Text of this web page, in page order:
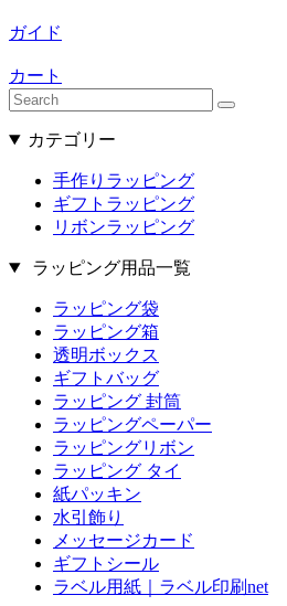
ガイド
カート
カテゴリー
手作りラッピング
ギフトラッピング
リボンラッピング
ラッピング用品一覧
ラッピング袋
ラッピング箱
透明ボックス
ギフトバッグ
ラッピング 封筒
ラッピングペーパー
ラッピングリボン
ラッピング タイ
紙パッキン
水引飾り
メッセージカード
ギフトシール
ラベル用紙｜ラベル印刷net